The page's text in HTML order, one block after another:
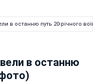
в останню путь 20-річного
в останню